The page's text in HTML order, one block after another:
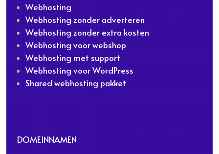
Webhosting
Webhosting zonder adverteren
Webhosting zonder extra kosten
Webhosting voor webshop
Webhosting met support
Webhosting voor WordPress
Shared webhosting pakket
DOMEINNAMEN